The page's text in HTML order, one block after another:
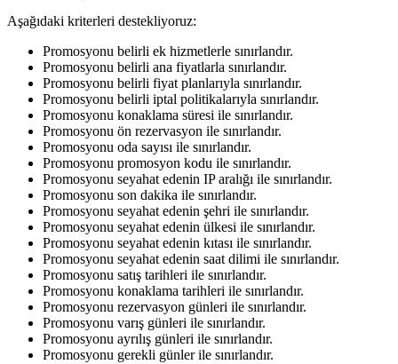
Aşağıdaki kriterleri destekliyoruz:
Promosyonu belirli ek hizmetlerle sınırlandır.
Promosyonu belirli ana fiyatlarla sınırlandır.
Promosyonu belirli fiyat planlarıyla sınırlandır.
Promosyonu belirli iptal politikalarıyla sınırlandır.
Promosyonu konaklama süresi ile sınırlandır.
Promosyonu ön rezervasyon ile sınırlandır.
Promosyonu oda sayısı ile sınırlandır.
Promosyonu promosyon kodu ile sınırlandır.
Promosyonu seyahat edenin IP aralığı ile sınırlandır.
Promosyonu son dakika ile sınırlandır.
Promosyonu seyahat edenin şehri ile sınırlandır.
Promosyonu seyahat edenin ülkesi ile sınırlandır.
Promosyonu seyahat edenin kıtası ile sınırlandır.
Promosyonu seyahat edenin saat dilimi ile sınırlandır.
Promosyonu satış tarihleri ile sınırlandır.
Promosyonu konaklama tarihleri ile sınırlandır.
Promosyonu rezervasyon günleri ile sınırlandır.
Promosyonu varış günleri ile sınırlandır.
Promosyonu ayrılış günleri ile sınırlandır.
Promosyonu gerekli günler ile sınırlandır.